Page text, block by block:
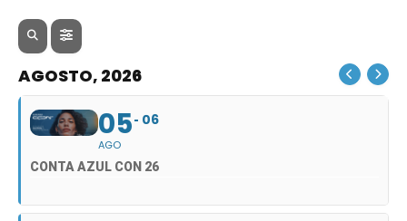
AGOSTO, 2026
05
AGO
06
CONTA AZUL CON 26